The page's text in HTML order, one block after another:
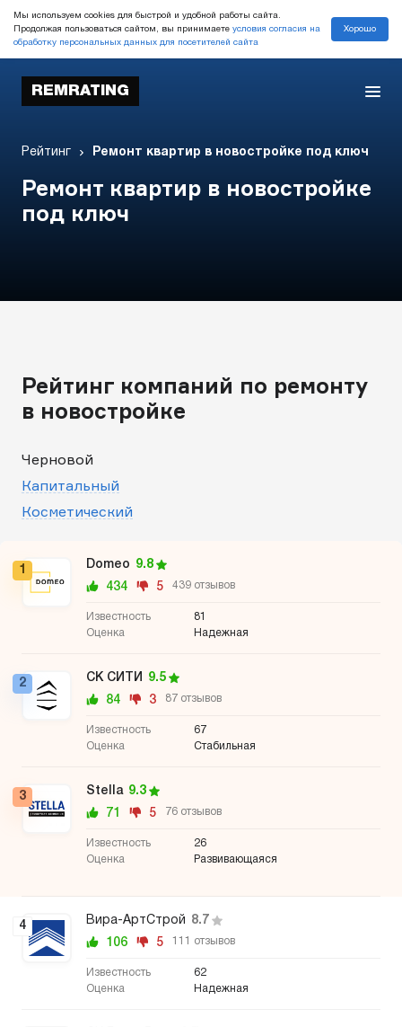
Мы используем cookies для быстрой и удобной работы сайта.
Продолжая пользоваться сайтом, вы принимаете условия согласия на
обработку персональных данных для посетителей сайта
Хорошо
REMRATING
Рейтинг Ремонт квартир в новостройке под ключ
Ремонт квартир в новостройке
под ключ
Рейтинг компаний по ремонту
в новостройке
Черновой
Капитальный
Косметический
1 Domeo 9.8
81
Надежная
434 5 439 отзывов
2 СК СИТИ 9.5
67
Стабильная
84 3 87 отзывов
3 Stella 9.3
26
Развивающаяся
71 5 76 отзывов
4 Вира-АртСтрой 8.7
62
Надежная
106 5 111 отзывов